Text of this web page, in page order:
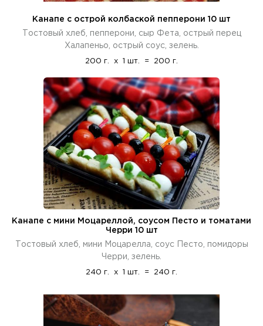
Канапе с острой колбаской пепперони 10 шт
Тостовый хлеб, пепперони, сыр Фета, острый перец
Халапеньо, острый соус, зелень.
200 г. x 1 шт. = 200 г.
Канапе с мини Моцареллой, соусом Песто и томатами
Черри 10 шт
Тостовый хлеб, мини Моцарелла, соус Песто, помидоры
Черри, зелень.
240 г. x 1 шт. = 240 г.